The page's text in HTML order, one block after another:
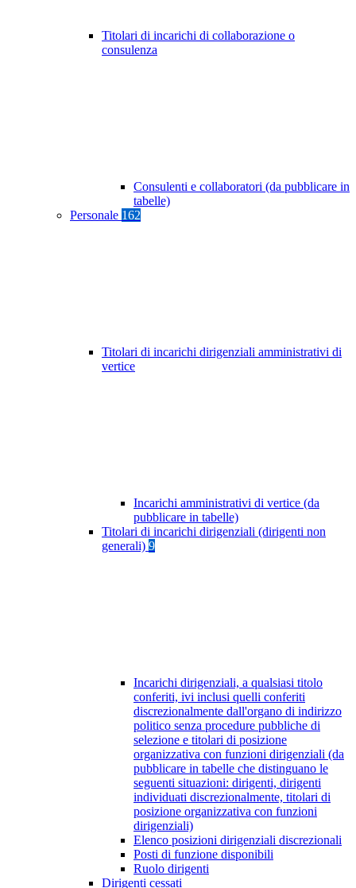
Titolari di incarichi di collaborazione o
consulenza
Consulenti e collaboratori (da pubblicare in
tabelle)
Personale 162
Titolari di incarichi dirigenziali amministrativi di
vertice
Incarichi amministrativi di vertice (da
pubblicare in tabelle)
Titolari di incarichi dirigenziali (dirigenti non
generali) 9
Incarichi dirigenziali, a qualsiasi titolo
conferiti, ivi inclusi quelli conferiti
discrezionalmente dall'organo di indirizzo
politico senza procedure pubbliche di
selezione e titolari di posizione
organizzativa con funzioni dirigenziali (da
pubblicare in tabelle che distinguano le
seguenti situazioni: dirigenti, dirigenti
individuati discrezionalmente, titolari di
posizione organizzativa con funzioni
dirigenziali)
Elenco posizioni dirigenziali discrezionali
Posti di funzione disponibili
Ruolo dirigenti
Dirigenti cessati